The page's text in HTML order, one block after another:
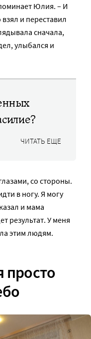
Юлия. – И
и переставил
сначала,
улыбался и
ЧИТАТЬ ЕЩЕ
со стороны.
в ногу. Я могу
и мама
результат. У меня
этим людям.
просто